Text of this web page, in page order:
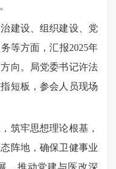
建设、组织建设、党
等方面，汇报2025年
向。局党委书记许法
短板，参会人员现场
牢思想理论根基，
阵地，确保卫健事业
，推动党建与医改深